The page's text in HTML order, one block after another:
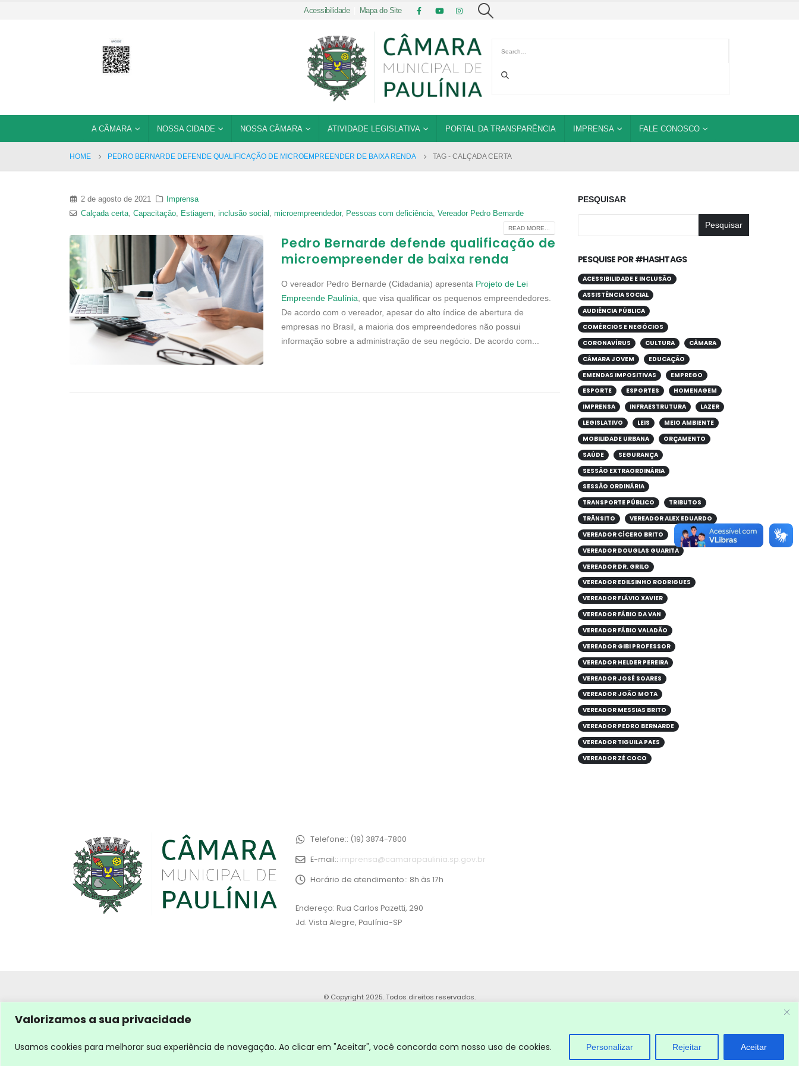
Valorizamos a sua privacidade
Usamos cookies para melhorar sua experiência de navegação. Ao clicar em "Aceitar", você concorda com nosso uso de cookies. Personalizar Rejeitar Aceitar
Acessibilidade| Mapa do Site
A CÂMARA NOSSA CIDADE NOSSA CÂMARA ATIVIDADE LEGISLATIVA PORTAL DA TRANSPARÊNCIA IMPRENSA FALE CONOSCO
HOME PEDRO BERNARDE DEFENDE QUALIFICAÇÃO DE MICROEMPREENDER DE BAIXA RENDA TAG - CALÇADA CERTA
2 de agosto de 2021
Imprensa
Calçada certa, Capacitação, Estiagem, inclusão social , microempreendedor, Pessoas com deficiência, Vereador Pedro Bernarde
READ MORE...
Pedro Bernarde defende qualificação de
microempreender de baixa renda
O vereador Pedro Bernarde (Cidadania) apresenta Projeto de Lei
Empreende Paulínia , que visa qualificar os pequenos empreendedores.
De acordo com o vereador, apesar do alto índice de abertura de
empresas no Brasil, a maioria dos empreendedores não possui
informação sobre a administração de seu negócio. De acordo com...
PESQUISAR
Pesquisar
PESQUISE POR #HASHTAGS
ACESSIBILIDADE E INCLUSÃO
ASSISTÊNCIA SOCIAL
AUDIÊNCIA PÚBLICA
COMÉRCIOS E NEGÓCIOS
CORONAVÍRUS
CULTURA
CÂMARA
CÂMARA JOVEM
EDUCAÇÃO
EMENDAS IMPOSITIVAS
EMPREGO
ESPORTE
ESPORTES
HOMENAGEM
IMPRENSA
INFRAESTRUTURA
LAZER
LEGISLATIVO
LEIS
MEIO AMBIENTE
MOBILIDADE URBANA
ORÇAMENTO
SAÚDE
SEGURANÇA
SESSÃO EXTRAORDINÁRIA
SESSÃO ORDINÁRIA
TRANSPORTE PÚBLICO
TRIBUTOS
TRÂNSITO
VEREADOR ALEX EDUARDO
VEREADOR CÍCERO BRITO
VEREADOR DOUGLAS GUARITA
VEREADOR DR. GRILO
VEREADOR EDILSINHO RODRIGUES
VEREADOR FLÁVIO XAVIER
VEREADOR FÁBIO DA VAN
VEREADOR FÁBIO VALADÃO
VEREADOR GIBI PROFESSOR
VEREADOR HELDER PEREIRA
VEREADOR JOSÉ SOARES
VEREADOR JOÃO MOTA
VEREADOR MESSIAS BRITO
VEREADOR PEDRO BERNARDE
VEREADOR TIGUILA PAES
VEREADOR ZÉ COCO
Telefone:: (19) 3874-7800
E-mail:: imprensa@camarapaulinia.sp.gov.br
Horário de atendimento:: 8h às 17h
Endereço: Rua Carlos Pazetti, 290
Jd. Vista Alegre, Paulínia-SP
© Copyright 2025. Todos direitos reservados.